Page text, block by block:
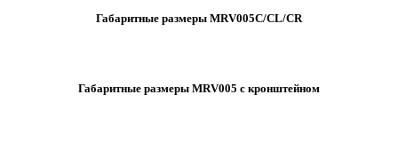
Габаритные размеры MRV005C/CL/CR
Габаритные размеры MRV005 с кронштейном